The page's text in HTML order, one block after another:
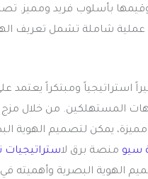
بأسلوب فريد ومميز.
شاملة تشمل تعريف
استراتيجياً ومبتكراً
المستهلكين. من خلال مزج
يمكن لتصميم الهوية
سيو منصة برق لاستراتيجيات
البصرية وأهميته في